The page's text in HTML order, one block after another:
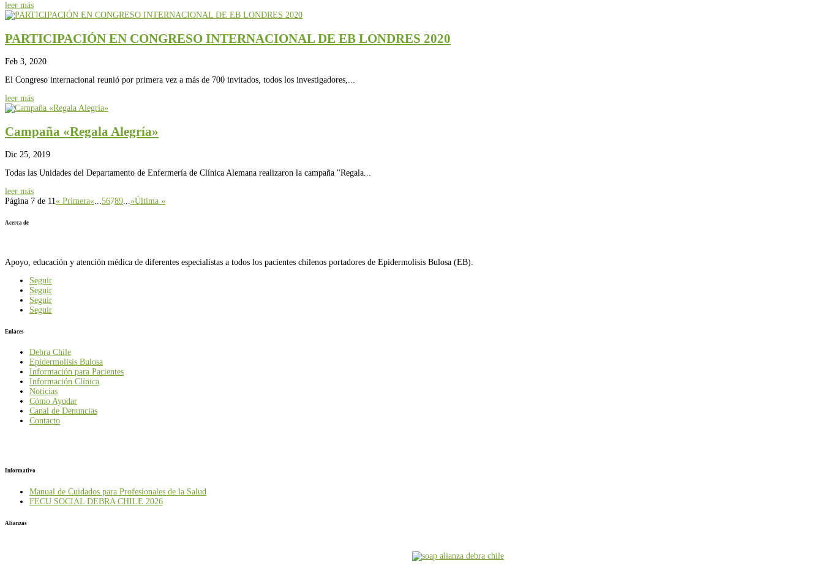
leer más
PARTICIPACIÓN EN CONGRESO INTERNACIONAL DE EB LONDRES 2020
Feb 3, 2020
El Congreso internacional reunió por primera vez a más de 700 invitados, todos los investigadores,...
leer más
Campaña «Regala Alegría»
Dic 25, 2019
Todas las Unidades del Departamento de Enfermería de Clínica Alemana realizaron la campaña "Regala...
leer más
Página 7 de 11« Primera«...56789...»Última »
Acerca de
Apoyo, educación y atención médica de diferentes especialistas a todos los pacientes chilenos portadores de Epidermolisis Bulosa (EB).
Seguir
Seguir
Seguir
Seguir
Enlaces
Debra Chile
Epidermolisis Bulosa
Información para Pacientes
Información Clínica
Noticias
Cómo Ayudar
Canal de Denuncias
Contacto
Informativo
Manual de Cuidados para Profesionales de la Salud
FECU SOCIAL DEBRA CHILE 2026
Alianzas